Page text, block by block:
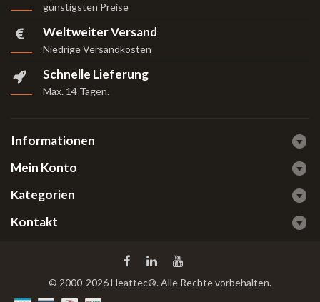
günstigsten Preise
Weltweiter Versand
Niedrige Versandkosten
Schnelle Lieferung
Max. 14 Tagen.
Informationen
Mein Konto
Kategorien
Kontakt
© 2000-2026 Heattec®. Alle Rechte vorbehalten.